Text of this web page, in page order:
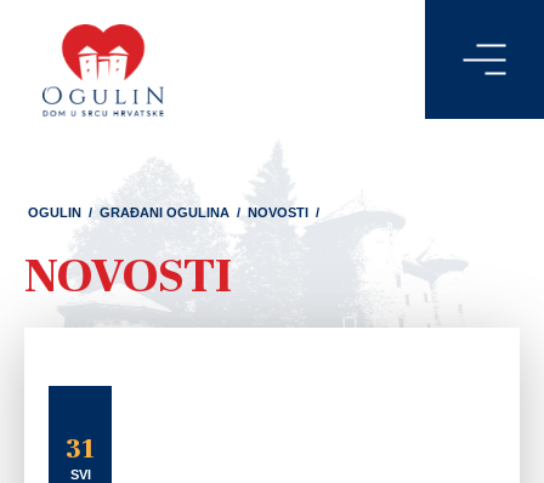
OGULIN / GRAĐANI OGULINA / NOVOSTI /
NOVOSTI
31
SVI